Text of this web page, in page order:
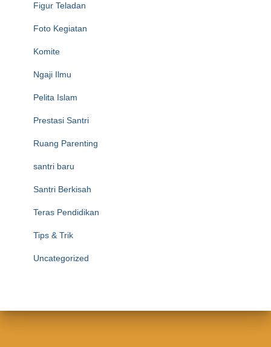
Figur Teladan
Foto Kegiatan
Komite
Ngaji Ilmu
Pelita Islam
Prestasi Santri
Ruang Parenting
santri baru
Santri Berkisah
Teras Pendidikan
Tips & Trik
Uncategorized